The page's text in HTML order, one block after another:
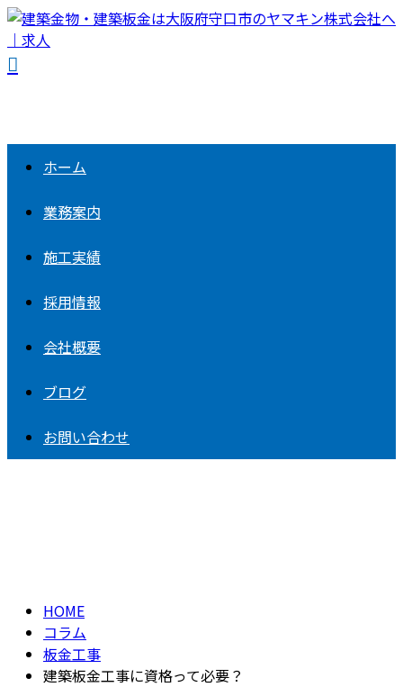
ホーム
業務案内
施工実績
採用情報
会社概要
ブログ
お問い合わせ
HOME
コラム
板金工事
建築板金工事に資格って必要？